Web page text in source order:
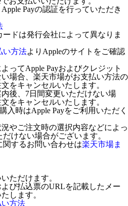
Payの認証を行っていただき
ードは発行会社によって異なりま
い方法よりAppleのサイトをご確認
ってApple Payおよびクレジット
場合、楽天市場がお支払い方法の
をキャンセルいたします。
後、7日間変更いただけない場
をキャンセルいたします。
入時はApple Payをご利用いただく
やご注文時の選択内容などによっ
けない場合がございます。
するお問い合わせは楽天市場ま
ただけます。
び払込票のURLを記載したメー
します。
方法